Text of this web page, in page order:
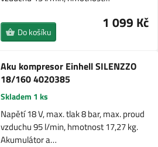
1 099 Kč
Do košíku
Aku kompresor Einhell SILENZZO
18/160 4020385
Skladem 1 ks
Napětí 18 V, max. tlak 8 bar, max. proud
vzduchu 95 l/min, hmotnost 17,27 kg.
Akumulátor a…